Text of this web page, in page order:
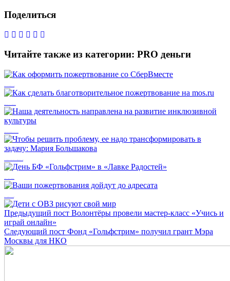
Поделиться
Читайте также из категории: PRO деньги
Предыдущий пост Волонтёры провели мастер-класс «Учись и
играй онлайн»
Следующий пост Фонд «Гольфстрим» получил грант Мэра
Москвы для НКО